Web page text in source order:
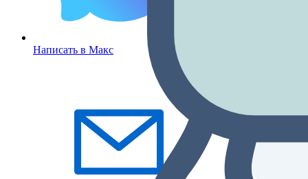
Написать в Макс